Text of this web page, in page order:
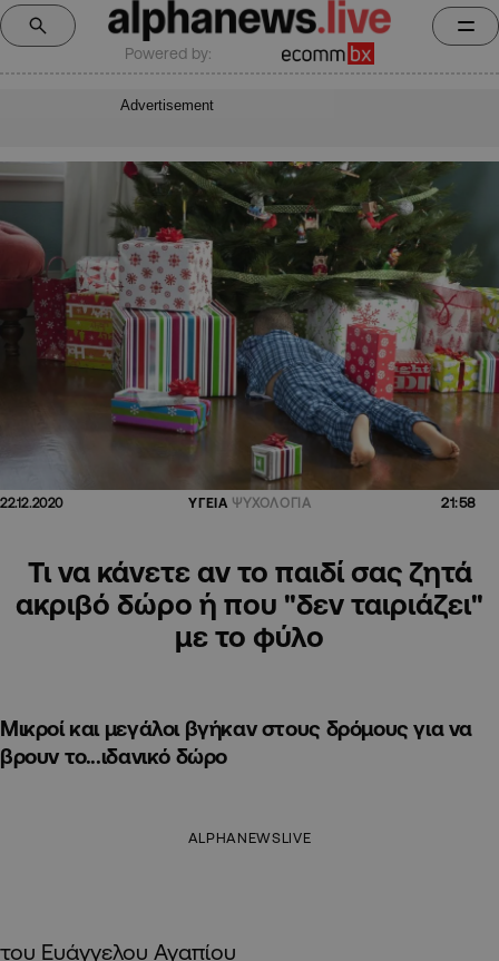
Powered by:
Advertisement
22.12.2020 ΥΓΕΙΑ ΨΥΧΟΛΟΓΙΑ 21:58
Τι να κάνετε αν το παιδί σας ζητά
ακριβό δώρο ή που "δεν ταιριάζει"
με το φύλο
Μικροί και μεγάλοι βγήκαν στους δρόμους για να
βρουν το...ιδανικό δώρο
ALPHANEWSLIVE
του Ευάγγελου Αγαπίου